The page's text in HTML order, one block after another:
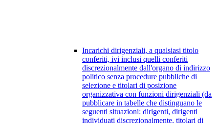
Incarichi dirigenziali, a qualsiasi titolo
conferiti, ivi inclusi quelli conferiti
discrezionalmente dall'organo di indirizzo
politico senza procedure pubbliche di
selezione e titolari di posizione
organizzativa con funzioni dirigenziali (da
pubblicare in tabelle che distinguano le
seguenti situazioni: dirigenti, dirigenti
individuati discrezionalmente, titolari di